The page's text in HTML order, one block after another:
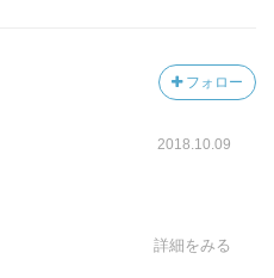
前から装飾品としてあった
のは随分あとで、ヨーロッ
以上かかったP112-113)、産
)、不幸な最後を遂げている
乗馬しながらの戦いが難し
フォロー
2018.10.09
詳細をみる